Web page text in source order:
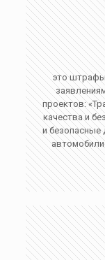
это
проектов:
качества и
и безопасные